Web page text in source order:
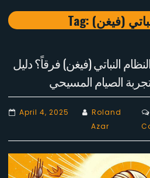
Tag: (فيغن)
النباتي (فيغن) فرقاً؟ دليل
الصيام المسيحي
April 4, 2025
Roland
Azar